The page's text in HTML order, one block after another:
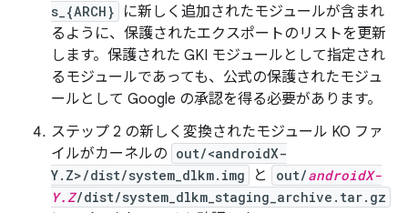
s_{ARCH}
に新しく追加されたモジュールが含まれ
るように、保護されたエクスポートのリストを更新
します。保護された GKI モジュールとして指定され
るモジュールであっても、公式の保護されたモジュ
ールとして Google の承認を得る必要があります。
ステップ 2 の新しく変換されたモジュール KO ファ
イルがカーネルの out/<androidX-
Y.Z>/dist/system_dlkm.img
と out/androidX-
Y.Z/dist/system_dlkm_staging_archive.tar.gz